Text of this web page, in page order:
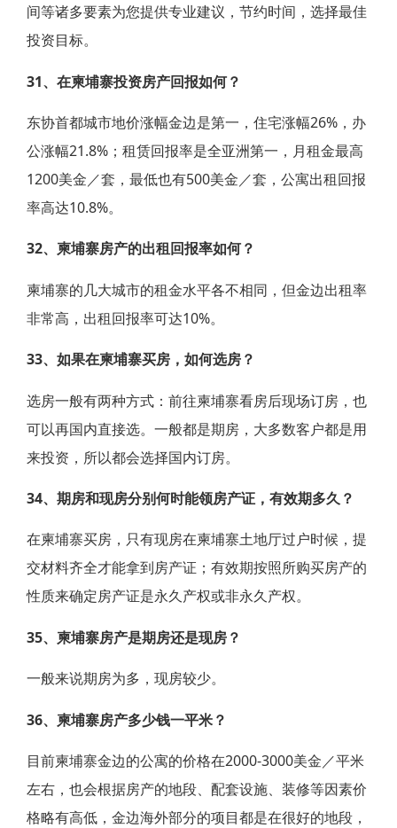
间等诸多要素为您提供专业建议，节约时间，选择最佳
投资目标。
31、在柬埔寨投资房产回报如何？
东协首都城市地价涨幅金边是第一，住宅涨幅26%，办
公涨幅21.8%；租赁回报率是全亚洲第一，月租金最高
1200美金／套，最低也有500美金／套，公寓出租回报
率高达10.8%。
32、柬埔寨房产的出租回报率如何？
柬埔寨的几大城市的租金水平各不相同，但金边出租率
非常高，出租回报率可达10%。
33、如果在柬埔寨买房，如何选房？
选房一般有两种方式：前往柬埔寨看房后现场订房，也
可以再国内直接选。一般都是期房，大多数客户都是用
来投资，所以都会选择国内订房。
34、期房和现房分别何时能领房产证，有效期多久？
在柬埔寨买房，只有现房在柬埔寨土地厅过户时候，提
交材料齐全才能拿到房产证；有效期按照所购买房产的
性质来确定房产证是永久产权或非永久产权。
35、柬埔寨房产是期房还是现房？
一般来说期房为多，现房较少。
36、柬埔寨房产多少钱一平米？
目前柬埔寨金边的公寓的价格在2000-3000美金／平米
左右，也会根据房产的地段、配套设施、装修等因素价
格略有高低，金边海外部分的项目都是在很好的地段，